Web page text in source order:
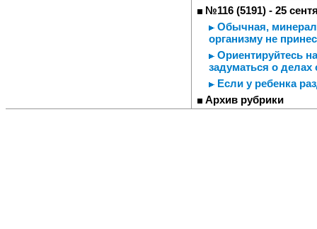
№116 (5191) - 25
Обычная,
организму не
Ориентируйтесь
задуматься о
Если у ребенка
Архив рубрики